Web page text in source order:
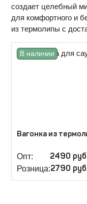
создает целебный
для комфортного и
из термолипы с
В наличии
Вагонка из
Опт: 2490
Розница:2790